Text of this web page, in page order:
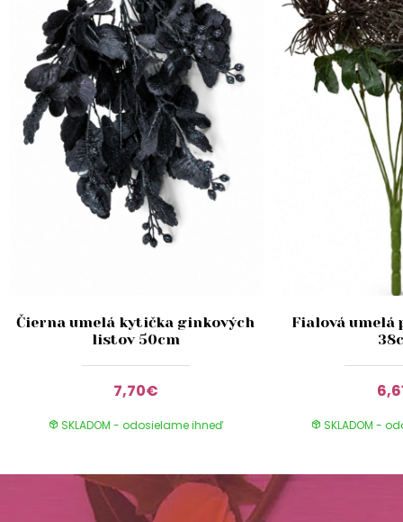
Čierna umelá kytička ginkových
listov 50cm
7,70€
SKLADOM - odosielame ihneď
Fialová
SKLADOM -